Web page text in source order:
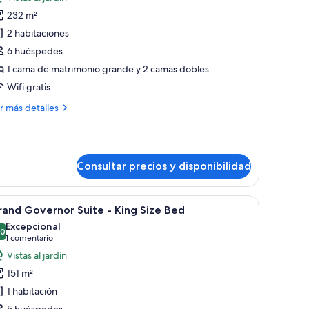
232 m²
2 habitaciones
6 huéspedes
1 cama de matrimonio grande y 2 camas dobles
Wifi gratis
más detalles
Consultar precios y disponibilidad
cama grande, una zona de estar con mesa y sillas, un pequeño
Una habitación de hotel moderna con una
8 Governor Suite - King Size Bed
de 10
Excepcional
1 comentario
(1 comentario)
Vistas al jardín
151 m²
1 habitación